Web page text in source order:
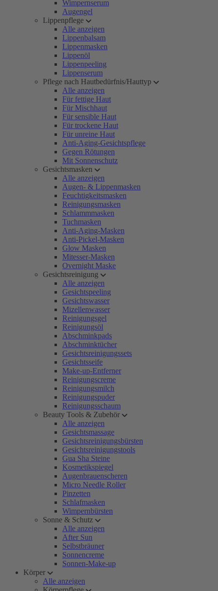
Wimpernserum
Augengel
Lippenpflege
Alle anzeigen
Lippenbalsam
Lippenmasken
Lippenöl
Lippenpeeling
Lippenserum
Pflege nach Hautbedürfnis/Hauttyp
Alle anzeigen
Für fettige Haut
Für Mischhaut
Für sensible Haut
Für trockene Haut
Für unreine Haut
Anti-Aging-Gesichtspflege
Gegen Rötungen
Mit Sonnenschutz
Gesichtsmasken
Alle anzeigen
Augen- & Lippenmasken
Feuchtigkeitsmasken
Reinigungsmasken
Schlammmasken
Tuchmasken
Anti-Aging-Masken
Anti-Pickel-Masken
Glow Masken
Mitesser-Masken
Overnight Maske
Gesichtsreinigung
Alle anzeigen
Gesichtspeeling
Gesichtswasser
Mizellenwasser
Reinigungsgel
Reinigungsöl
Abschminkpads
Abschminktücher
Gesichtsreinigungssets
Gesichtsseife
Make-up-Entferner
Reinigungscreme
Reinigungsmilch
Reinigungspuder
Reinigungsschaum
Beauty Tools & Zubehör
Alle anzeigen
Gesichtsmassage
Gesichtsreinigungsbürsten
Gesichtsreinigungstools
Gua Sha Steine
Kosmetikspiegel
Augenbrauenscheren
Micro Needle Roller
Pinzetten
Schlafmasken
Wimpernbürsten
Sonne & Schutz
Alle anzeigen
After Sun
Selbstbräuner
Sonnencreme
Sonnen-Make-up
Körper
Alle anzeigen